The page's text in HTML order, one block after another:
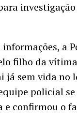
informações, a
filho da
já sem vida no
policial
e confirmou o